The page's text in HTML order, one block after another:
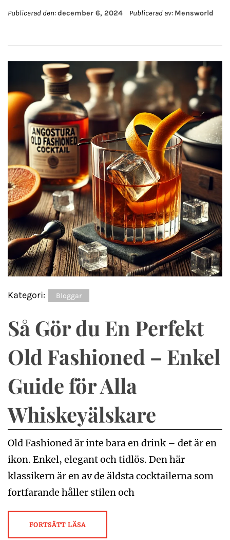
Publicerad den:december 6, 2024 Publicerad av: Mensworld
Kategori: Bloggar
Så Gör du En Perfekt
Old Fashioned – Enkel
Guide för Alla
Whiskeyälskare
Old Fashioned är inte bara en drink – det är en
ikon. Enkel, elegant och tidlös. Den här
klassikern är en av de äldsta cocktailerna som
fortfarande håller stilen och
FORTSÄTT LÄSA